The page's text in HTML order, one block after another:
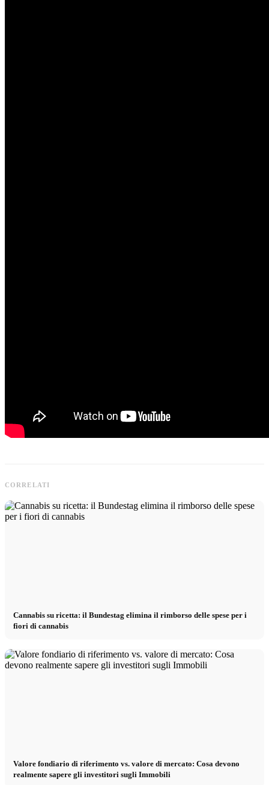
CORRELATI
Cannabis su ricetta: il Bundestag elimina il rimborso delle spese per i
fiori di cannabis
Valore fondiario di riferimento vs. valore di mercato: Cosa devono
realmente sapere gli investitori sugli Immobili